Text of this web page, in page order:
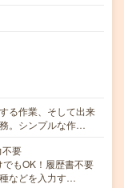
る作業、そして出来
。シンプルな作…
不要
もOK！履歴書不要
などを入力す…